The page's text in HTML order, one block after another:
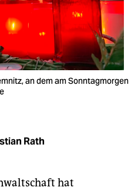
an dem am Sonntagmorgen
Rath
hat